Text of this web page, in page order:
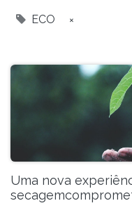
ECO ×
Uma nova